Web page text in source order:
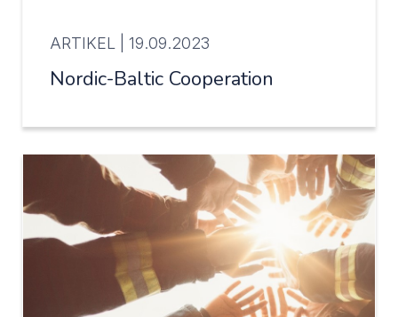
ARTIKEL | 19.09.2023
Nordic-Baltic Cooperation